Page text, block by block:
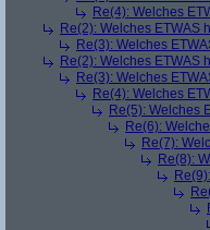
Re(4): Welches
Re(2): Welches ETWAS
Re(3): Welches
Re(2): Welches ETWAS
Re(3): Welches
Re(4): Welches
Re(5): Welches
Re(6):
Re(7):
Re(8):